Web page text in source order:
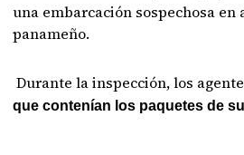
una embarcación sospechosa en
panameño.
Durante la inspección, los
que contenían los paquetes de